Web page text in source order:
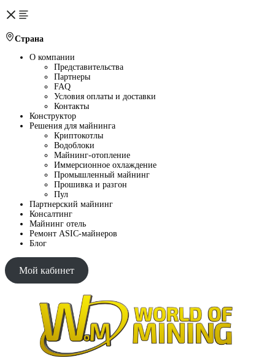
Страна
О компании
Представительства
Партнеры
FAQ
Условия оплаты и доставки
Контакты
Конструктор
Решения для майнинга
Криптокотлы
Водоблоки
Майнинг-отопление
Иммерсионное охлаждение
Промышленный майнинг
Прошивка и разгон
Пул
Партнерский майнинг
Консалтинг
Майнинг отель
Ремонт ASIC-майнеров
Блог
Мой кабинет